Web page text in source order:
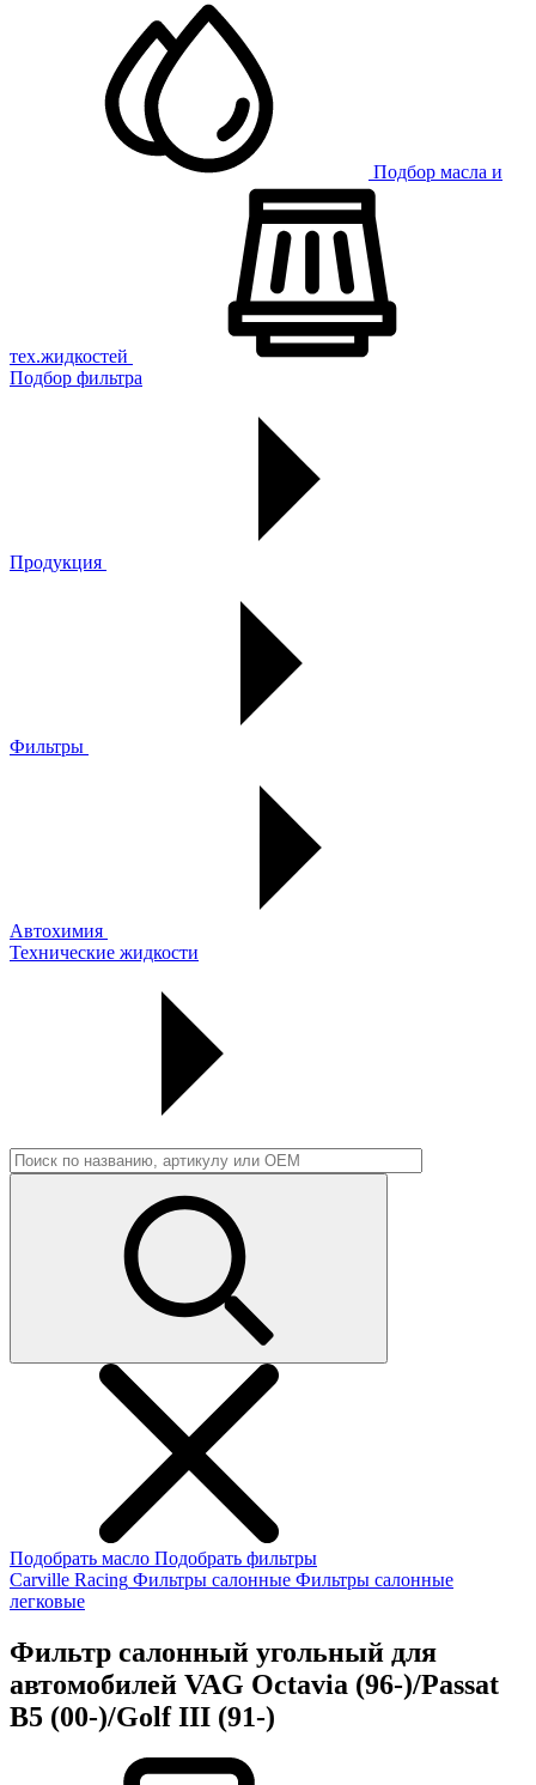
Подбор масла и
тех.жидкостей
Подбор фильтра
Продукция
Фильтры
Автохимия
Технические жидкости
Подобрать масло Подобрать фильтры
Carville Racing Фильтры салонные Фильтры салонные
легковые
Фильтр салонный угольный для
автомобилей VAG Octavia (96-)/Passat
B5 (00-)/Golf III (91-)